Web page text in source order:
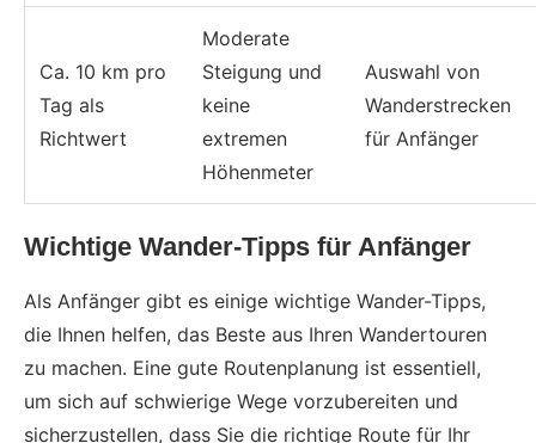
Ca. 10 km pro
Tag als
Richtwert
Moderate
Steigung und
keine
extremen
Höhenmeter
Auswahl von
Wanderstrecken
für Anfänger
Wichtige Wander-Tipps für Anfänger
Als Anfänger gibt es einige wichtige Wander-Tipps,
die Ihnen helfen, das Beste aus Ihren Wandertouren
zu machen. Eine gute Routenplanung ist essentiell,
um sich auf schwierige Wege vorzubereiten und
sicherzustellen, dass Sie die richtige Route für Ihr